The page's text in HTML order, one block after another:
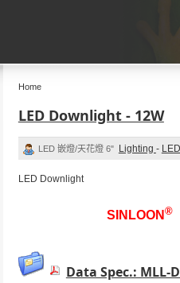
Home
LED Downlight - 12W
LED 嵌燈/天花燈 6" Lighting -
LED Downlight
SINLOON®
Data Spec.: MLL-